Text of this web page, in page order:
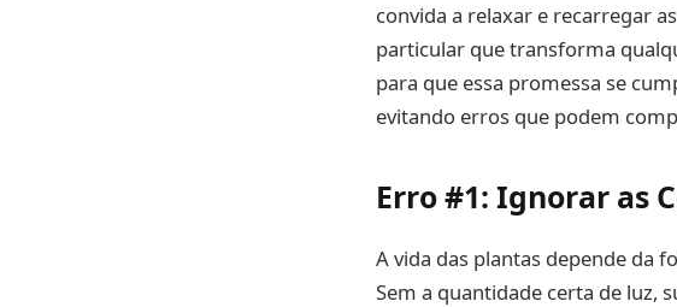
convida a relaxar e recarregar
particular que transforma
para que essa promessa se
evitando erros que podem
Erro #1: Ignorar as
A vida das plantas depende da
Sem a quantidade certa de luz,